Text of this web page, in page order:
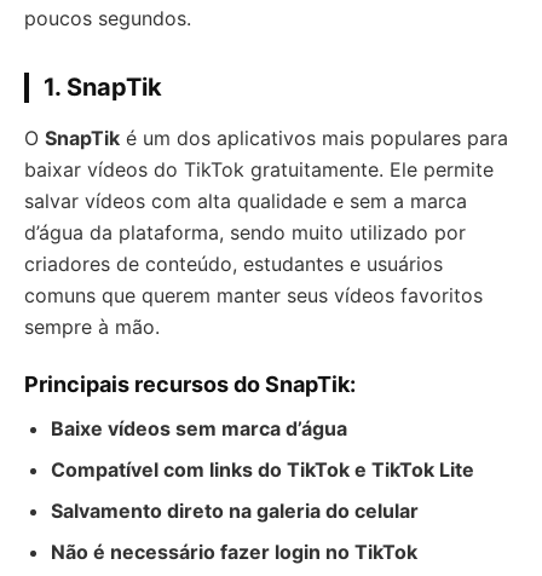
poucos segundos.
1. SnapTik
O SnapTik é um dos aplicativos mais populares para
baixar vídeos do TikTok gratuitamente. Ele permite
salvar vídeos com alta qualidade e sem a marca
d’água da plataforma, sendo muito utilizado por
criadores de conteúdo, estudantes e usuários
comuns que querem manter seus vídeos favoritos
sempre à mão.
Principais recursos do SnapTik:
Baixe vídeos sem marca d’água
Compatível com links do TikTok e TikTok Lite
Salvamento direto na galeria do celular
Não é necessário fazer login no TikTok